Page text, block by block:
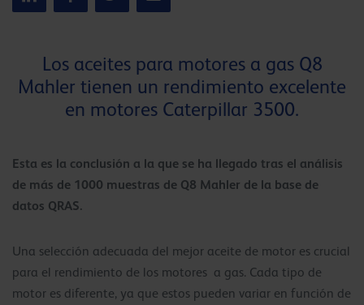
Los aceites para motores a gas Q8
Mahler tienen un rendimiento excelente
en motores Caterpillar 3500.
Esta es la conclusión a la que se ha llegado tras el análisis
de más de 1000 muestras de Q8 Mahler de la base de
datos QRAS.
Una selección adecuada del mejor aceite de motor es crucial
para el rendimiento de los motores a gas. Cada tipo de
motor es diferente, ya que estos pueden variar en función de